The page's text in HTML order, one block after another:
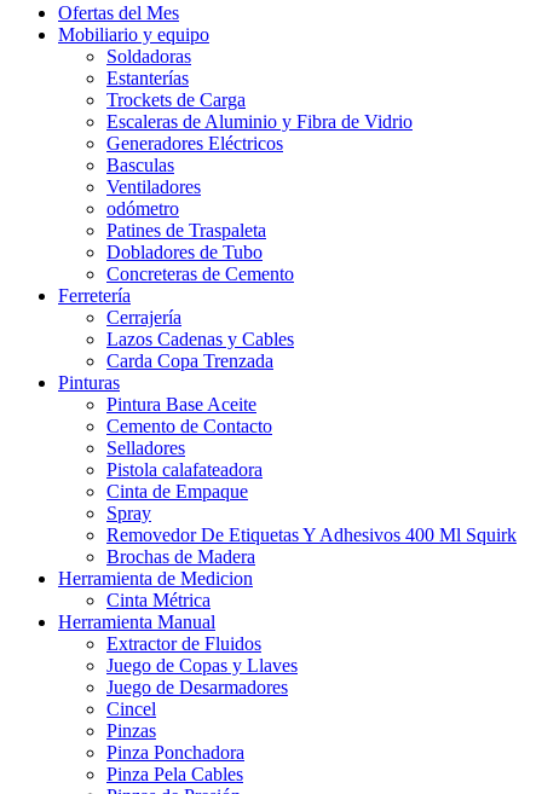
Ofertas del Mes
Mobiliario y equipo
Soldadoras
Estanterías
Trockets de Carga
Escaleras de Aluminio y Fibra de Vidrio
Generadores Eléctricos
Basculas
Ventiladores
odómetro
Patines de Traspaleta
Dobladores de Tubo
Concreteras de Cemento
Ferretería
Cerrajería
Lazos Cadenas y Cables
Carda Copa Trenzada
Pinturas
Pintura Base Aceite
Cemento de Contacto
Selladores
Pistola calafateadora
Cinta de Empaque
Spray
Removedor De Etiquetas Y Adhesivos 400 Ml Squirk
Brochas de Madera
Herramienta de Medicion
Cinta Métrica
Herramienta Manual
Extractor de Fluidos
Juego de Copas y Llaves
Juego de Desarmadores
Cincel
Pinzas
Pinza Ponchadora
Pinza Pela Cables